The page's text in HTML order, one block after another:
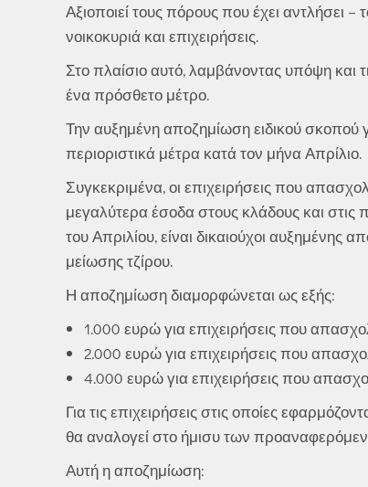
Αξιοποιεί τους πόρους που έχει αντλήσει –
νοικοκυριά και επιχειρήσεις.
Στο πλαίσιο αυτό, λαμβάνοντας υπόψη και
ένα πρόσθετο μέτρο.
Την αυξημένη αποζημίωση ειδικού σκοπού
περιοριστικά μέτρα κατά τον μήνα Απρίλιο.
Συγκεκριμένα, οι επιχειρήσεις που
μεγαλύτερα έσοδα στους κλάδους και στις
του Απριλίου, είναι δικαιούχοι αυξημένης
μείωσης τζίρου.
Η αποζημίωση διαμορφώνεται ως εξής:
1.000 ευρώ για επιχειρήσεις που
2.000 ευρώ για επιχειρήσεις που
4.000 ευρώ για επιχειρήσεις που
Για τις επιχειρήσεις στις οποίες
θα αναλογεί στο ήμισυ των
Αυτή η αποζημίωση: